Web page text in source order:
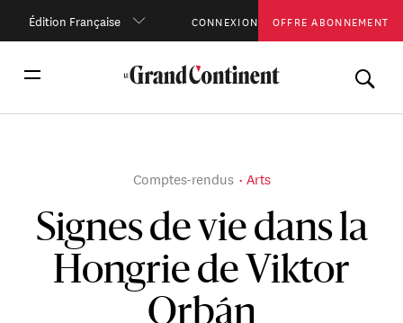
Édition Française CONNEXION OFFRE ABONNEMENT
Signes de vie dans la
Hongrie de Viktor
Orbán
Comptes-rendus Arts